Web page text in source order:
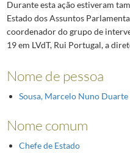
Durante esta ação estiveram
Estado dos Assuntos
coordenador do grupo de
19 em LVdT, Rui Portugal, a
Nome de pessoa
Sousa, Marcelo Nuno Duarte
Nome comum
Chefe de Estado